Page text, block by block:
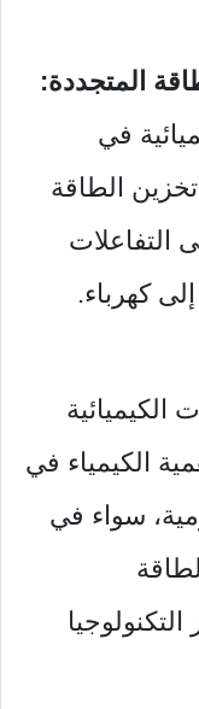
في
الطاقة
التفاعلات
كهرباء.
الكيميائية
الكيمياء في
سواء في